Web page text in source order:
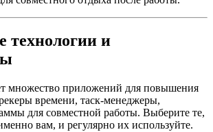
технологии и
множество приложений для повышения
времени, таск-менеджеры,
для совместной работы. Выберите те,
вам, и регулярно их используйте.